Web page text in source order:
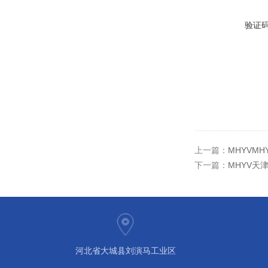
验证
上一篇：
下一篇： MHYV天
河北省大城县刘演马工业区